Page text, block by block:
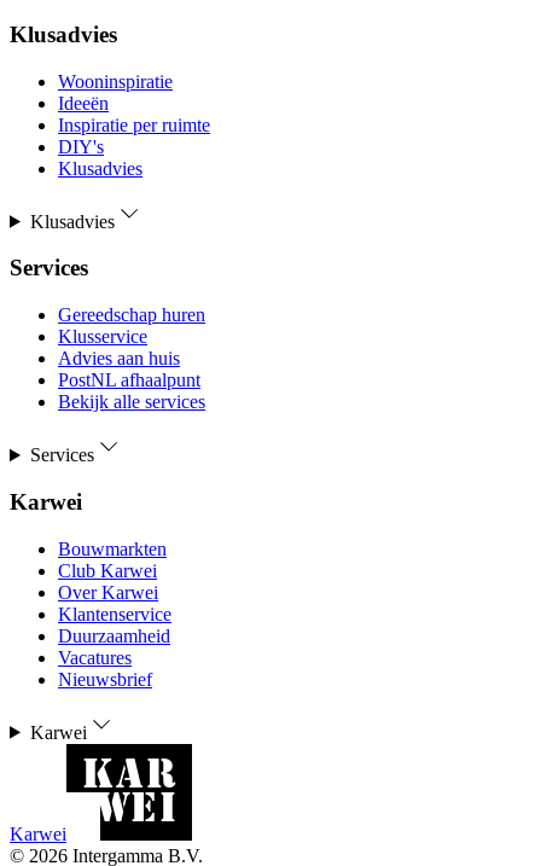
Klusadvies
Wooninspiratie
Ideeën
Inspiratie per ruimte
DIY's
Klusadvies
Klusadvies
Services
Gereedschap huren
Klusservice
Advies aan huis
PostNL afhaalpunt
Bekijk alle services
Services
Karwei
Bouwmarkten
Club Karwei
Over Karwei
Klantenservice
Duurzaamheid
Vacatures
Nieuwsbrief
Karwei
Karwei
© 2026 Intergamma B.V.